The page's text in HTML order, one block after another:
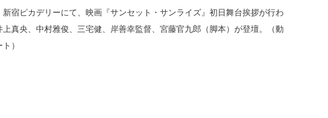
宿ピカデリーにて、映画『サンセット・サンライズ』初日舞台挨拶が行わ
上真央、中村雅俊、三宅健、岸善幸監督、宮藤官九郎（脚本）が登壇。（動
）